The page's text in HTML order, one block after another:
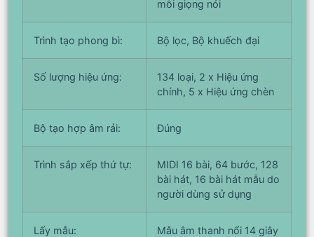
mỗi giọng nói
Trình tạo phong bì: Bộ lọc, Bộ khuếch đại
Số lượng hiệu ứng:
134 loại, 2 x Hiệu ứng
chính, 5 x Hiệu ứng chèn
Bộ tạo hợp âm rải: Đúng
Trình sắp xếp thứ tự:
MIDI 16 bài, 64 bước, 128
bài hát, 16 bài hát mẫu do
người dùng sử dụng
Lấy mẫu:
Mẫu âm thanh nổi 14 giây